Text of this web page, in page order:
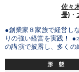
佐々
長) ・
●創業家８家族で経営し
りの強い経営を実践！ ●
の講演で披露し、多く
形 態